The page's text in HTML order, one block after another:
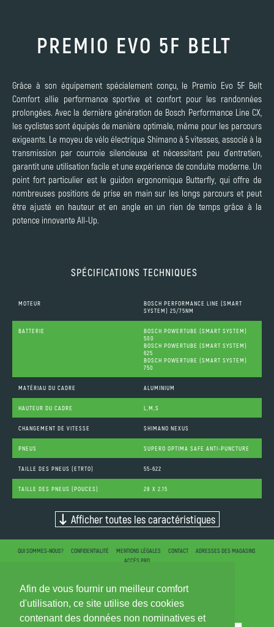
Afin de vous fournir un meilleur comfort
d'utilisation, ce site utilise des cookies
contenant des données non nominatives et
PREMIO EVO 5F BELT
Grâce à son équipement spécialement conçu, le Premio Evo 5F Belt
Comfort allie performance sportive et confort pour les randonnées
prolongées. Avec la dernière génération de Bosch Performance Line CX,
les cyclistes sont équipés de manière optimale, même pour les parcours
exigeants. Le moyeu de vélo électrique Shimano à 5 vitesses, associé à la
transmission par courroie silencieuse et nécessitant peu d'entretien,
garantit une utilisation facile et une expérience de conduite moderne. Un
point fort particulier est le guidon ergonomique Butterfly, qui offre de
nombreuses positions de prise en main sur les longs parcours et peut
être ajusté en hauteur et en angle en un rien de temps grâce à la
potence innovante All-Up.
SPÉCIFICATIONS TECHNIQUES
MOTEUR
BOSCH PERFORMANCE LINE (SMART
SYSTEM) 25/75NM
BATTERIE
BOSCH POWERTUBE (SMART SYSTEM)
500
BOSCH POWERTUBE (SMART SYSTEM)
625
BOSCH POWERTUBE (SMART SYSTEM)
750
MATÉRIAU DU CADRE ALUMINIUM
HAUTEUR DU CADRE L,M,S
CHANGEMENT DE VITESSE SHIMANO NEXUS
PNEUS SUPERO OPTIMA SAFE ANTI-PUNCTURE
TAILLE DES PNEUS (ETRTO) 55-622
TAILLE DES PNEUS (POUCES) 28 X 2.15
Afficher toutes les caractéristiques
QUI SOMMES-NOUS? CONFIDENTIALITÉ MENTIONS LÉGALES CONTACT
ADRESSES DES MAGASINS
ACCÈS PRO